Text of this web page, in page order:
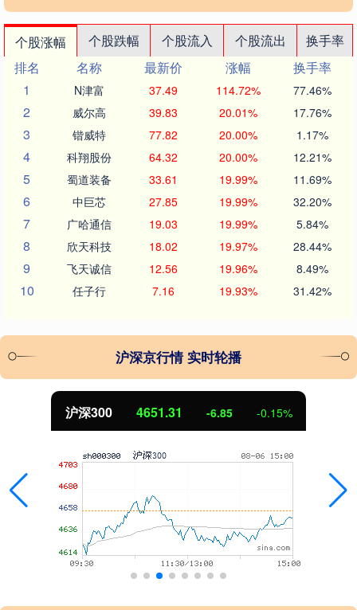
个股涨幅 个股跌幅 个股流入 个股流出
换手率
排名
名称 最新价 涨幅
换手率
1
N津富 37.49 114.72% 77.46%
2 威尔高 39.83 20.01% 17.76%
3 锴威特 77.82 20.00% 1.17%
4 科翔股份 64.32 20.00% 12.21%
5 蜀道装备 33.61 19.99% 11.69%
6 中巨芯 27.85 19.99% 32.20%
7 广哈通信 19.03 19.99% 5.84%
8 欣天科技 18.02 19.97% 28.44%
9 飞天诚信 12.56 19.96% 8.49%
10 任子行 7.16 19.93% 31.42%
沪深京行情 实时轮播
沪深300 4651.31 -6.85 -0.15%